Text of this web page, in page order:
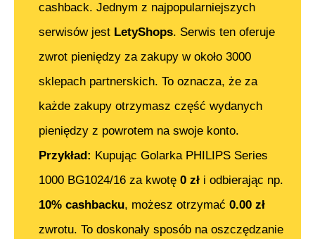
cashback. Jednym z najpopularniejszych
serwisów jest LetyShops. Serwis ten oferuje
zwrot pieniędzy za zakupy w około 3000
sklepach partnerskich. To oznacza, że za
każde zakupy otrzymasz część wydanych
pieniędzy z powrotem na swoje konto.
Przykład: Kupując Golarka PHILIPS Series
1000 BG1024/16 za kwotę 0 zł i odbierając np.
10% cashbacku, możesz otrzymać 0.00 zł
zwrotu. To doskonały sposób na oszczędzanie